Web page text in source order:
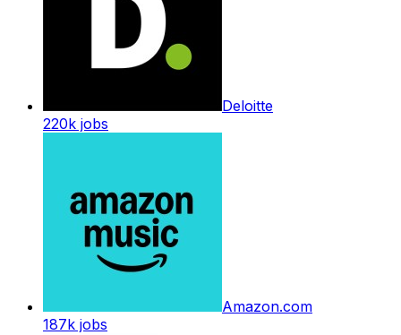
Deloitte
220k jobs
Amazon.com
187k jobs